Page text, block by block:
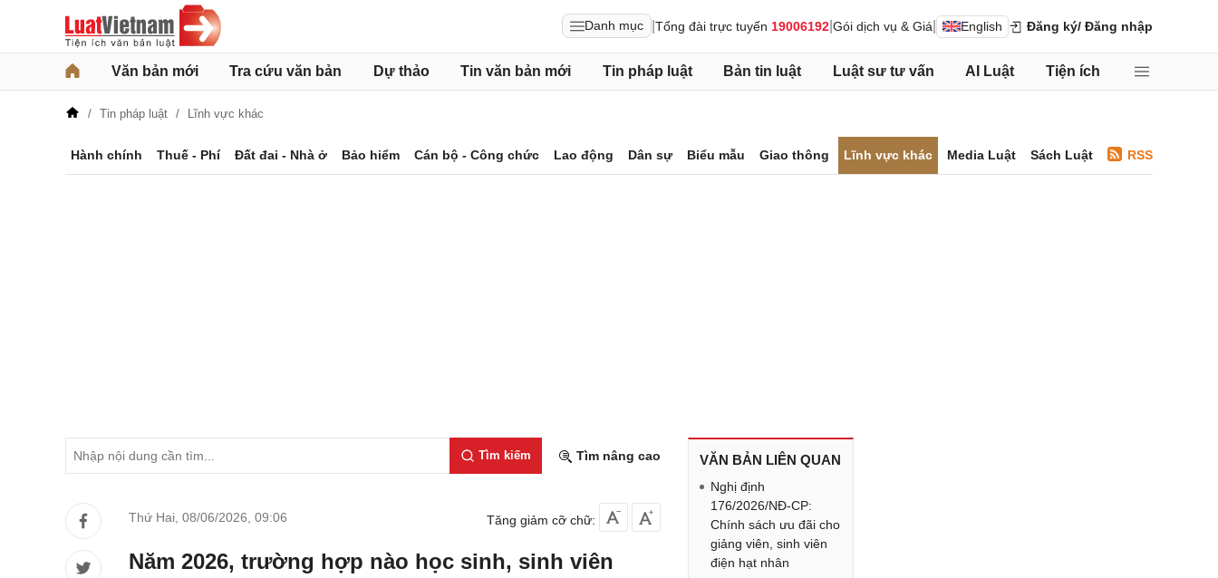
Danh mục Tổng đài trực tuyến 19006192 Gói dịch vụ & Giá English Đăng ký/ Đăng nhập
Văn bản mới Tra cứu văn bản Dự thảo Tin văn bản mới Tin pháp luật Bản tin luật Luật sư tư vấn AI Luật Tiện ích
Tin pháp luật Lĩnh vực khác
Hành chính Thuế - Phí Đất đai - Nhà ở Bảo hiểm Cán bộ - Công chức Lao động Dân sự Biểu mẫu Giao thông Lĩnh vực khác Media Luật Sách Luật RSS
Tìm kiếm Tìm nâng cao
Thứ Hai, 08/06/2026 09:06 Tăng giảm cỡ chữ:
Năm 2026, trường hợp nào học sinh, sinh viên
VĂN BẢN LIÊN QUAN
Nghị định
176/2026/NĐ-CP:
Chính sách ưu đãi cho
giảng viên, sinh viên
điện hạt nhân